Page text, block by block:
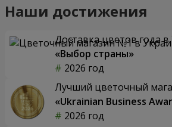
Наши достижения
Доставка цветов года в
«Выбор страны»
2026 год
Лучший цветочный
«Ukrainian Business
2026 год